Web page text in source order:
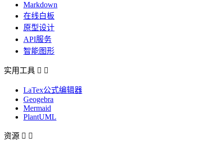
Markdown
在线白板
原型设计
API服务
智能图形
实用工具  
LaTex公式编辑器
Geogebra
Mermaid
PlantUML
资源  